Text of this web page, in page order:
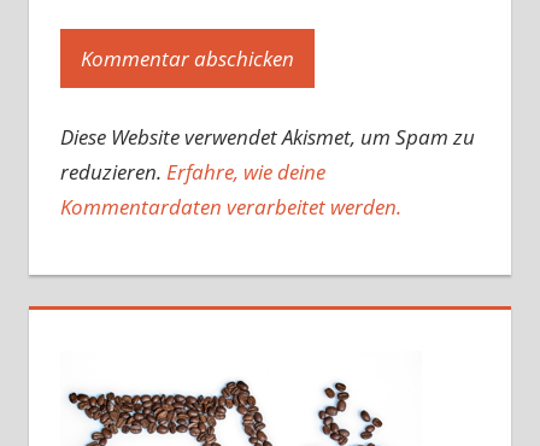
Diese Website verwendet Akismet, um Spam zu
reduzieren. Erfahre, wie deine
Kommentardaten verarbeitet werden.